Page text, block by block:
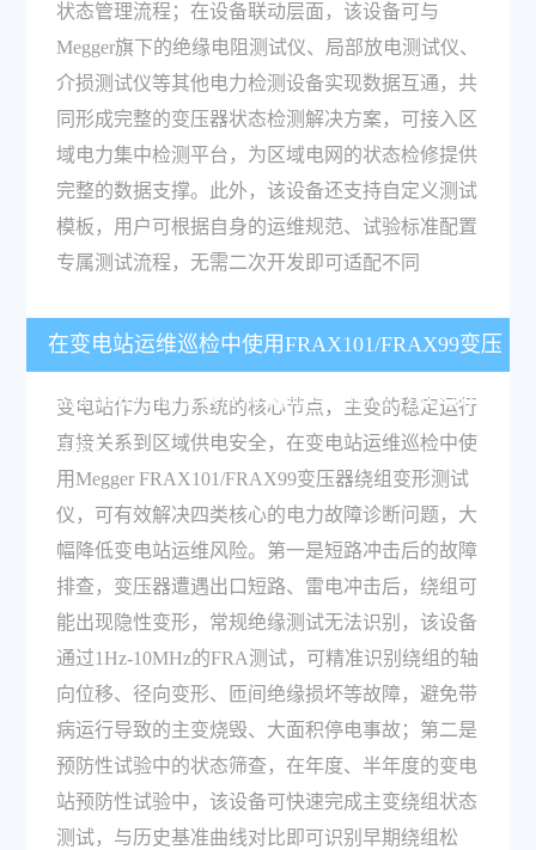
状态管理流程；在设备联动层面，该设备可与
Megger旗下的绝缘电阻测试仪、局部放电测试仪、
介损测试仪等其他电力检测设备实现数据互通，共
同形成完整的变压器状态检测解决方案，可接入区
域电力集中检测平台，为区域电网的状态检修提供
完整的数据支撑。此外，该设备还支持自定义测试
模板，用户可根据自身的运维规范、试验标准配置
专属测试流程，无需二次开发即可适配不同
在变电站运维巡检中使用FRAX101/FRAX99变压
器绕组变形测试仪能解决哪些实际电力故障诊断
问题？
变电站作为电力系统的核心节点，主变的稳定运行
直接关系到区域供电安全，在变电站运维巡检中使
用Megger FRAX101/FRAX99变压器绕组变形测试
仪，可有效解决四类核心的电力故障诊断问题，大
幅降低变电站运维风险。第一是短路冲击后的故障
排查，变压器遭遇出口短路、雷电冲击后，绕组可
能出现隐性变形，常规绝缘测试无法识别，该设备
通过1Hz-10MHz的FRA测试，可精准识别绕组的轴
向位移、径向变形、匝间绝缘损坏等故障，避免带
病运行导致的主变烧毁、大面积停电事故；第二是
预防性试验中的状态筛查，在年度、半年度的变电
站预防性试验中，该设备可快速完成主变绕组状态
测试，与历史基准曲线对比即可识别早期绕组松